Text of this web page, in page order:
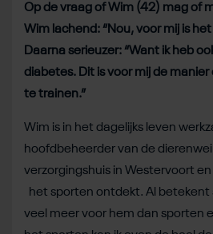
Op de vraag of Wim (42) mag of
Wim lachend: “Nou, voor mij is
Daarna serieuzer: “Want ik heb
diabetes. Dit is voor mij de
te trainen.”
Wim is in het dagelijks leven
hoofdbeheerder van de
verzorgingshuis in Westervoort
het sporten ontdekt. Al
veel meer voor hem dan sporten